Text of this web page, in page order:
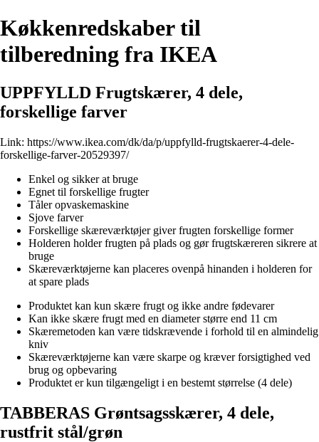
Køkkenredskaber til
tilberedning fra IKEA
UPPFYLLD Frugtskærer, 4 dele,
forskellige farver
Link: https://www.ikea.com/dk/da/p/uppfylld-frugtskaerer-4-dele-
forskellige-farver-20529397/
Enkel og sikker at bruge
Egnet til forskellige frugter
Tåler opvaskemaskine
Sjove farver
Forskellige skæreværktøjer giver frugten forskellige former
Holderen holder frugten på plads og gør frugtskæreren sikrere at
bruge
Skæreværktøjerne kan placeres ovenpå hinanden i holderen for
at spare plads
Produktet kan kun skære frugt og ikke andre fødevarer
Kan ikke skære frugt med en diameter større end 11 cm
Skæremetoden kan være tidskrævende i forhold til en almindelig
kniv
Skæreværktøjerne kan være skarpe og kræver forsigtighed ved
brug og opbevaring
Produktet er kun tilgængeligt i en bestemt størrelse (4 dele)
TABBERAS Grøntsagsskærer, 4 dele,
rustfrit stål/grøn